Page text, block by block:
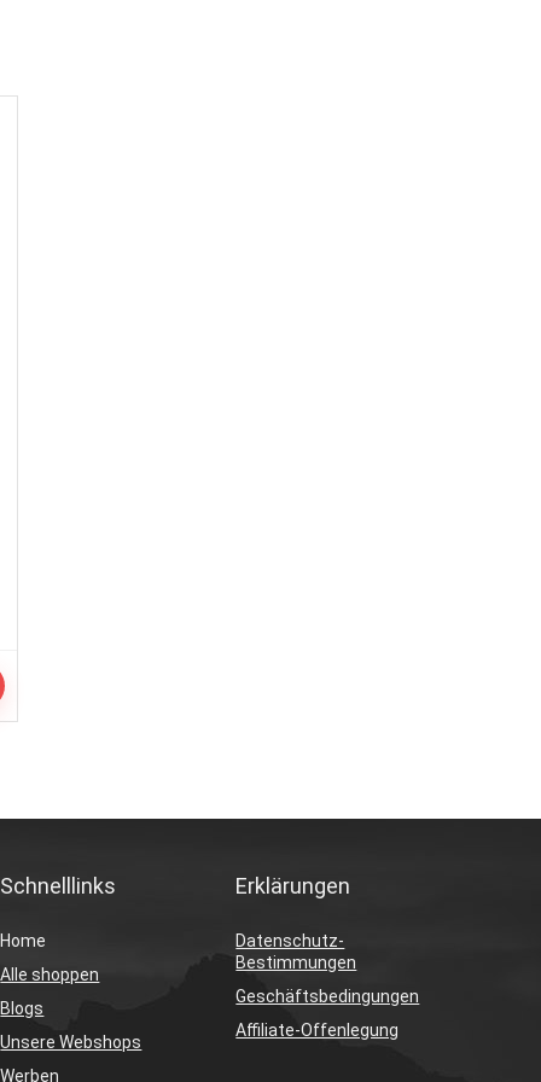
Schnelllinks
Home
Alle shoppen
Blogs
Unsere Webshops
Werben
Erklärungen
Datenschutz-
Bestimmungen
Geschäftsbedingungen
Affiliate-Offenlegung